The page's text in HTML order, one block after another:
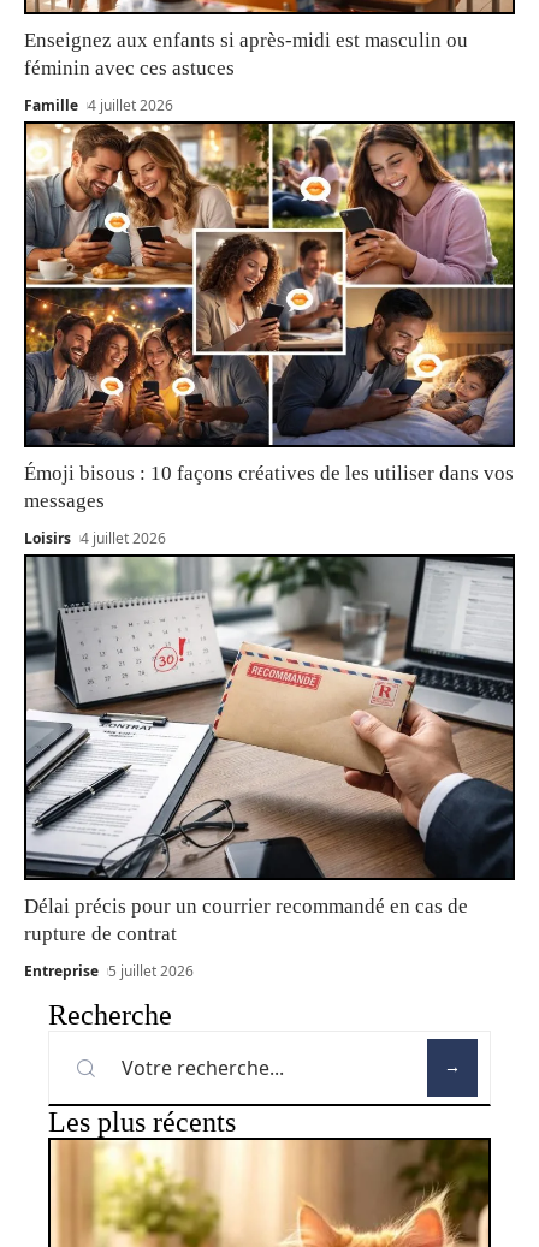
Enseignez aux enfants si après-midi est masculin ou
féminin avec ces astuces
Famille 4 juillet 2026
Émoji bisous : 10 façons créatives de les utiliser dans vos
messages
Loisirs 4 juillet 2026
Délai précis pour un courrier recommandé en cas de
rupture de contrat
Entreprise 5 juillet 2026
Recherche
Les plus récents